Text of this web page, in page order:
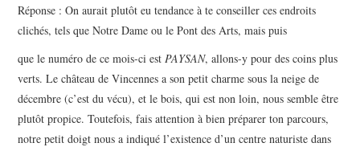
Réponse : On aurait plutôt eu tendance à te conseiller ces endroits
clichés, tels que Notre Dame ou le Pont des Arts, mais puis
que le numéro de ce mois-ci est PAYSAN, allons-y pour des coins plus
verts. Le château de Vincennes a son petit charme sous la neige de
décembre (c’est du vécu), et le bois, qui est non loin, nous semble être
plutôt propice. Toutefois, fais attention à bien préparer ton parcours,
notre petit doigt nous a indiqué l’existence d’un centre naturiste dans